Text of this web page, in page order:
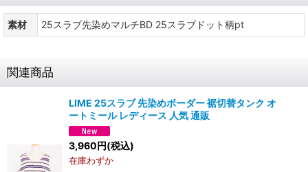
素材 25スラブ先染めマルチBD 25スラブドット柄pt
関連商品
LIME 25スラブ 先染めボーダー 裾切替タンク オ
ートミール レディース 人気 通販
3,960円(税込)
在庫わずか